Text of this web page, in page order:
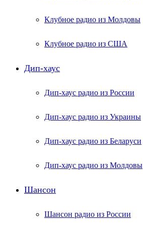
Клубное радио из Молдовы
Клубное радио из США
Дип-хаус
Дип-хаус радио из России
Дип-хаус радио из Украины
Дип-хаус радио из Беларуси
Дип-хаус радио из Молдовы
Шансон
Шансон радио из России